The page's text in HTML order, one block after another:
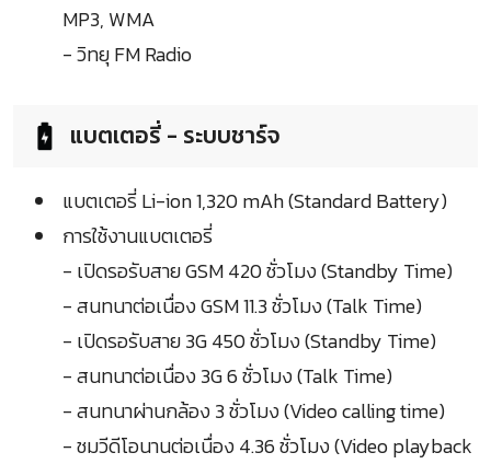
MP3, WMA
- วิทยุ FM Radio
แบตเตอรี่ - ระบบชาร์จ
แบตเตอรี่ Li-ion 1,320 mAh (Standard Battery)
การใช้งานแบตเตอรี่
- เปิดรอรับสาย GSM 420 ชั่วโมง (Standby Time)
- สนทนาต่อเนื่อง GSM 11.3 ชั่วโมง (Talk Time)
- เปิดรอรับสาย 3G 450 ชั่วโมง (Standby Time)
- สนทนาต่อเนื่อง 3G 6 ชั่วโมง (Talk Time)
- สนทนาผ่านกล้อง 3 ชั่วโมง (Video calling time)
- ชมวีดีโอนานต่อเนื่อง 4.36 ชั่วโมง (Video playback